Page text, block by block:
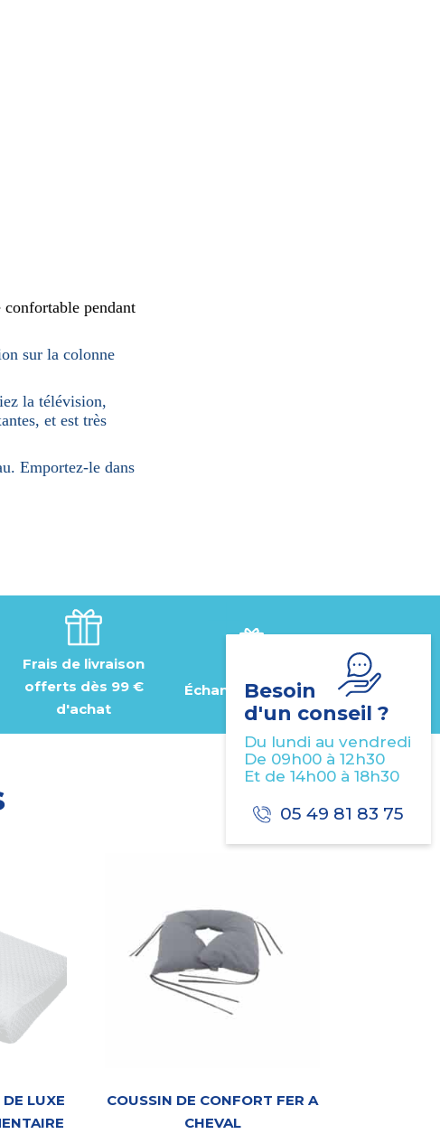
Besoin
d'un conseil ?
Du lundi au vendredi
De 09h00 à 12h30
Et de 14h00 à 18h30
05 49 81 83 75
confortable pendant
sur la colonne
la télévision,
et est très
Emportez-le dans
Frais de livraison
offerts dès 99 €
d'achat
Échantillon gratuit
LUXE
COUSSIN DE CONFORT FER A
CHEVAL